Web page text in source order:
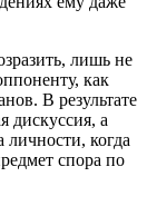
лишь не
как
В результате
дискуссия, а
когда
спора по